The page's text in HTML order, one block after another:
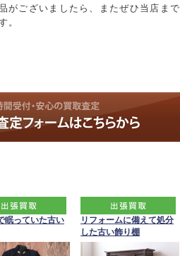
がございましたら、またぜひ当店まで
。
眠っていた古い
リフォームに備えて処分
した古い飾り棚